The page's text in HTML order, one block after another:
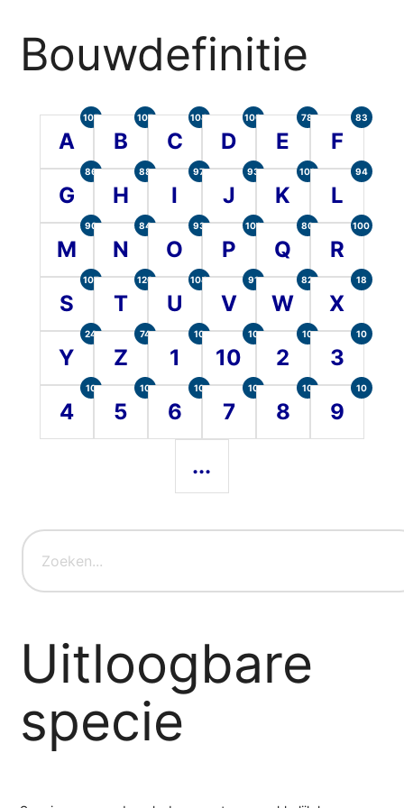
Bouwdefinitie
A
105
B
107
C
104
D
100
E
78
F
83
G
86
H
88
I
97
J
93
K
101
L
94
M
90
N
84
O
93
P
101
Q
80
R
100
S
107
T
120
U
104
V
91
W
82
X
18
Y
24
Z
74
1
10
10
10
2
10
3
10
4
10
5
10
6
10
7
10
8
10
9
10
...
Uitloogbare
specie